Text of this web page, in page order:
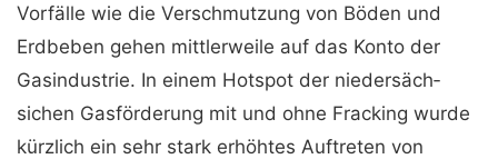
Vorfälle wie die Ver­schmutzung von Böden und
Erdbeben gehen mittlerweile auf das Konto der
Gasindustrie. In einem Hotspot der niedersäch­
sichen Gasförderung mit und ohne Fracking wurde
kürzlich ein sehr stark erhöhtes Auftreten von